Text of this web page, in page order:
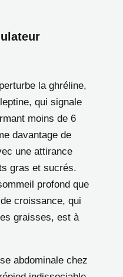
la ghréline,
qui signale
moins de 6
davantage de
une attirance
gras et sucrés.
profond que
croissance, qui
graisses, est à
abdominale chez